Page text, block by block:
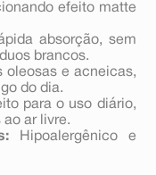
efeito matte
absorção, sem
brancos.
oleosas e acneicas,
do dia.
para o uso diário,
ar livre.
Hipoalergênico e